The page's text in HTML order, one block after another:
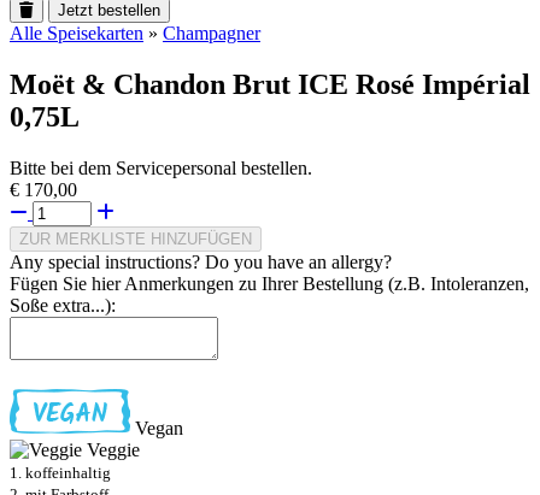
Jetzt bestellen
Alle Speisekarten » Champagner
Moët & Chandon Brut ICE Rosé Impérial
0,75L
Bitte bei dem Servicepersonal bestellen.
€ 170,00
ZUR MERKLISTE HINZUFÜGEN
Any special instructions? Do you have an allergy?
Fügen Sie hier Anmerkungen zu Ihrer Bestellung (z.B. Intoleranzen,
Soße extra...):
Vegan
Veggie
1. koffeinhaltig